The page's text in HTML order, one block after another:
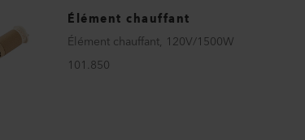
Élément chauffant
Élément chauffant, 120V/1500W
101.850